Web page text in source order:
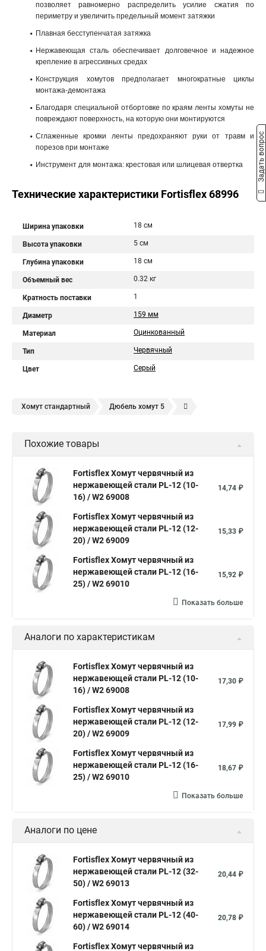
позволяет равномерно распределить усилие сжатия по
периметру и увеличить предельный момент затяжки
Плавная бесступенчатая затяжка
Нержавеющая сталь обеспечивает долговечное и надежное
крепление в агрессивных средах
Конструкция хомутов предполагает многократные циклы
монтажа-демонтажа
Благодаря специальной отбортовке по краям ленты хомуты не
повреждают поверхность, на которую они монтируются
Сглаженные кромки ленты предохраняют руки от травм и
порезов при монтаже
Инструмент для монтажа: крестовая или шлицевая отвертка
Технические характеристики Fortisflex 68996
Ширина упаковки 18 см
Высота упаковки 5 см
Глубина упаковки 18 см
Объемный вес 0.32 кг
Кратность поставки 1
Диаметр 159 мм
Материал Оцинкованный
Тип Червячный
Цвет Серый
Хомут стандартный Дюбель хомут 5
Дюбель хомут для крепления Хомут для прокладки трубы
Хомут усиливающий Хомут 32 Хомут 2 Хомут 40
Хомут червячный
Хомут червячный мм
Хомуты для крепления трубопроводов
Хомут 2 мм Хомут 24137 80 Хомут 120
Хомут 6 мм
Хомут 24
Номера хомутов Хомут обжимной для труб
Хомут нейлоновый белый Хомут трубный 2 Хомут 500
Хомут червячный norma
Окпд 2 хомуты Хомут на 3д забор
Хомут нержавеющая сталь купить
Хомуты металлические для кабеля крепления
Хомут 20 цена
Хомуты на кислородные шланги
Хомут на нагрузку Хомуты металлические для шрус
Купить нейлоновые стяжки хомуты
Хомут крепление к стене
Стяжки или хомуты Хомуты скоба для труб
Хомуты на трубу цена
Похожие товары
Fortisflex Хомут червячный из
нержавеющей стали PL-12 (10-
16) / W2 69008
14,74 ₽
Fortisflex Хомут червячный из
нержавеющей стали PL-12 (12-
20) / W2 69009
15,33 ₽
Fortisflex Хомут червячный из
нержавеющей стали PL-12 (16-
25) / W2 69010
15,92 ₽
Показать больше
Аналоги по характеристикам
Fortisflex Хомут червячный из
нержавеющей стали PL-12 (10-
16) / W2 69008
17,30 ₽
Fortisflex Хомут червячный из
нержавеющей стали PL-12 (12-
20) / W2 69009
17,99 ₽
Fortisflex Хомут червячный из
нержавеющей стали PL-12 (16-
25) / W2 69010
18,67 ₽
Показать больше
Аналоги по цене
Fortisflex Хомут червячный из
нержавеющей стали PL-12 (32-
50) / W2 69013
20,44 ₽
Fortisflex Хомут червячный из
нержавеющей стали PL-12 (40-
60) / W2 69014
20,78 ₽
Fortisflex Хомут червячный из
Задать вопрос